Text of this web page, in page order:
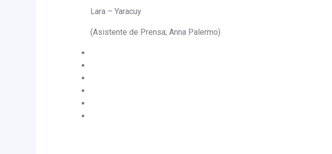
Lara – Yaracuy
(Asistente de Prensa; Anna Palermo)